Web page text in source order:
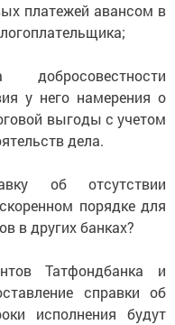
платежей авансом в
у него намерения о
выгоды с учетом
дела.
об отсутствии
порядке для
в других банках?
Татфондбанка и
справки об
исполнения будут